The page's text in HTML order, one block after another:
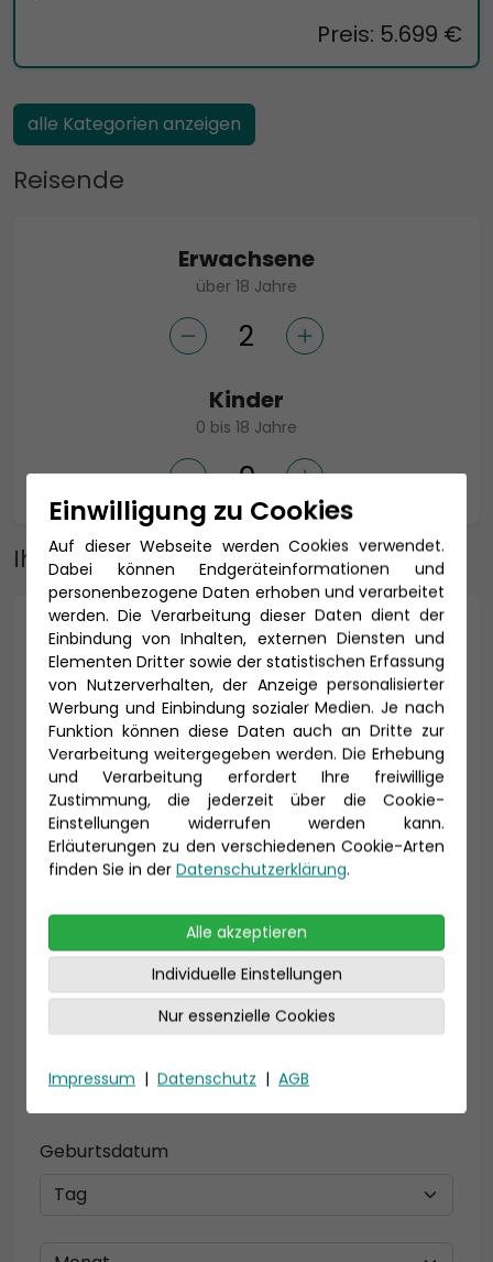
Preis: 5.699 €
alle Kategorien anzeigen
Reisende
Erwachsene
über 18 Jahre
Kinder
0 bis 18 Jahre
Ihre Adresse
Anrede *
Titel
Vorname * Nachname *
E-Mail *
Geburtsdatum
Einwilligung zu Cookies
Auf dieser Webseite werden Cookies verwendet.
Dabei können Endgeräteinformationen und
personenbezogene Daten erhoben und verarbeitet
werden. Die Verarbeitung dieser Daten dient der
Einbindung von Inhalten, externen Diensten und
Elementen Dritter sowie der statistischen Erfassung
von Nutzerverhalten, der Anzeige personalisierter
Werbung und Einbindung sozialer Medien. Je nach
Funktion können diese Daten auch an Dritte zur
Verarbeitung weitergegeben werden. Die Erhebung
und Verarbeitung erfordert Ihre freiwillige
Zustimmung, die jederzeit über die Cookie-
Einstellungen widerrufen werden kann.
Erläuterungen zu den verschiedenen Cookie-Arten
finden Sie in der Datenschutzerklärung.
Alle akzeptieren
Individuelle Einstellungen
Nur essenzielle Cookies
Impressum | Datenschutz | AGB